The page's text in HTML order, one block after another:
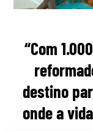
“Com
destino
onde a